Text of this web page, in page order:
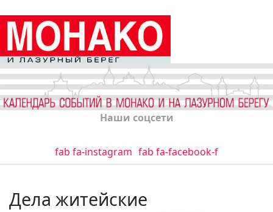
Наши соцсети
fab fa-instagram fab fa-facebook-f
Дела житейские